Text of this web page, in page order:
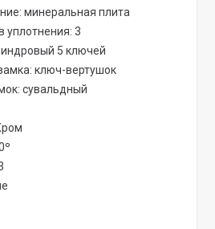
минеральная плита
уплотнения: 3
5 ключей
ключ-вертушок
сувальдный